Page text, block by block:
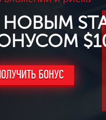
БОНУС
18.02.2015г. -